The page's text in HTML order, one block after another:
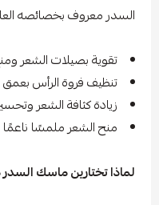
السدر معروف بخصائصه
تقوية بصيلات الشعر
تنظيف فروة الرأس
زيادة كثافة الشعر
منح الشعر ملمسًا ناعمًا
لماذا تختارين ماسك السدر